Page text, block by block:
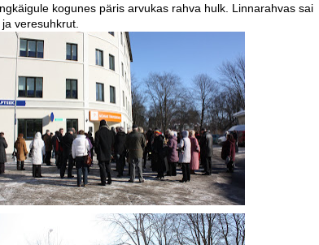
kogunes päris arvukas rahva hulk. Linnarahvas sai
veresuhkrut.